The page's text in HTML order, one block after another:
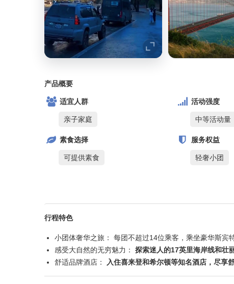
产品概要
适宜人群
亲子家庭
活动强度
中等活动量
素食选择
可提供素食
服务权益
轻奢小团
行程特色
小团体奢华之旅： 每团不超过14位乘客，乘坐豪华斯宾
感受大自然的无穷魅力： 探索迷人的17英里海岸线和壮
舒适品牌酒店： 入住喜来登和希尔顿等知名酒店，尽享舒